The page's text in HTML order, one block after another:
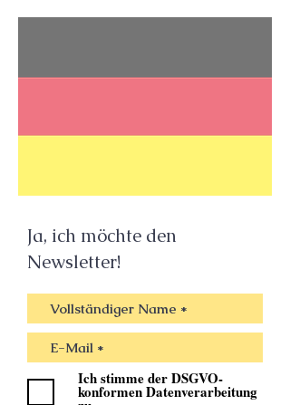
Ja, ich möchte den
Newsletter!
Ich stimme der DSGVO-
konformen Datenverarbeitung